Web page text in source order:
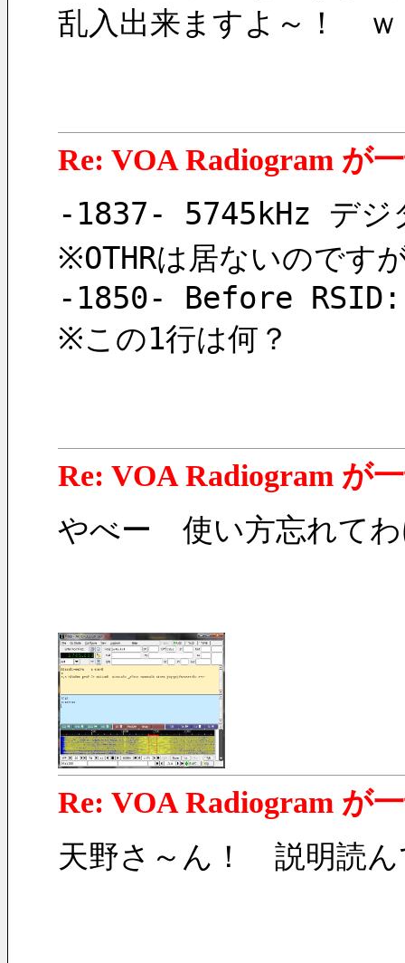
乱入出来ますよ～！　ｗ
Re: VOA Radiogram が
-1837- 5745kHz デジ
※OTHRは居ないので
-1850- Before RSID:
※この1行は何？
Re: VOA Radiogram が
やべー　使い方忘れて
Re: VOA Radiogram が
天野さ～ん！　説明読